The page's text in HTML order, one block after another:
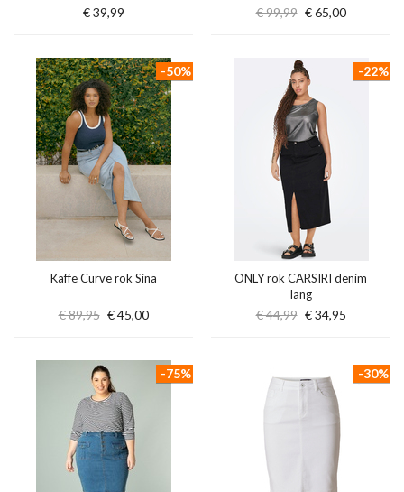
€ 39,99 € 99,99 € 65,00
Kaffe Curve rok Sina
€ 89,95 € 45,00
-50%
ONLY rok CARSIRI denim
lang
€ 44,99 € 34,95
-22%
-75% -30%